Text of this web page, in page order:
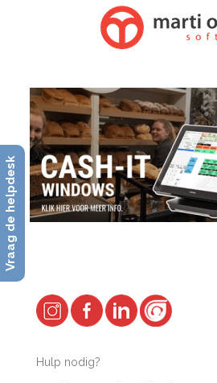
Hulp nodig?
Vraag de helpdesk